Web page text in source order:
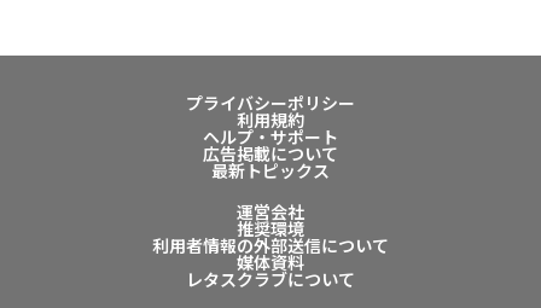
プライバシーポリシー
利用規約
ヘルプ・サポート
広告掲載について
最新トピックス
運営会社
推奨環境
利用者情報の外部送信について
媒体資料
レタスクラブについて